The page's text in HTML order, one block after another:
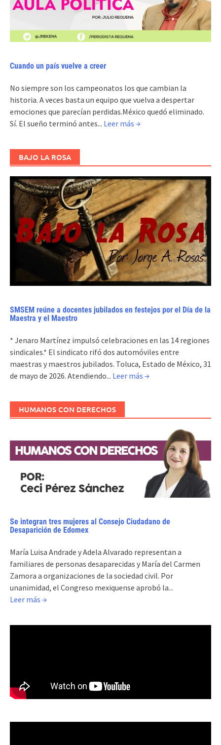
Cuando un país vuelve a creer
No siempre son los campeonatos los que cambian la
historia. A veces basta un equipo que vuelva a despertar
emociones que parecían perdidas.México quedó eliminado.
Sí. El sueño terminó antes... Leer más →
BAJO LA ROSA
SMSEM reúne a docentes jubilados en festejos por el Día de la
Maestra y el Maestro
* Jenaro Martínez impulsó celebraciones en las 14 regiones
sindicales.* El sindicato rifó dos automóviles entre
maestras y maestros jubilados. Toluca, Estado de México, 31
de mayo de 2026. Atendiendo... Leer más →
HUMANOS CON DERECHOS
Se integran tres mujeres al Consejo Ciudadano de
Desaparición de Edomex
María Luisa Andrade y Adela Alvarado representan a
familiares de personas desaparecidas y María del Carmen
Zamora a organizaciones de la sociedad civil. Por
unanimidad, el Congreso mexiquense aprobó la...
Leer más →